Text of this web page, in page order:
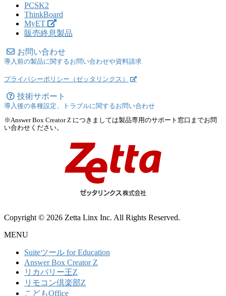
PCSK2
ThinkBoard
MyET
販売終息製品
お問い合わせ
導入前の製品に関するお問い合わせや資料請求
プライバシーポリシー（ゼッタリンクス）
技術サポート
導入後の各種設定、トラブルに関するお問い合わせ
※Answer Box Creator Z につきましては製品専用のサポート窓口までお問
い合わせください。
Copyright © 2026 Zetta Linx Inc. All Rights Reserved.
MENU
Suiteツール for Education
Answer Box Creator Z
リカバリー王Z
リモコン倶楽部Z
こどもOffice